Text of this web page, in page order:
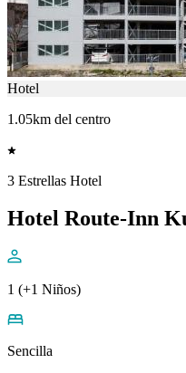
Hotel
1.05km del centro
3 Estrellas Hotel
Hotel Route-Inn
1 (+1 Niños)
Sencilla